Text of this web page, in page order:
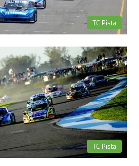
TC Pista
TC Pista